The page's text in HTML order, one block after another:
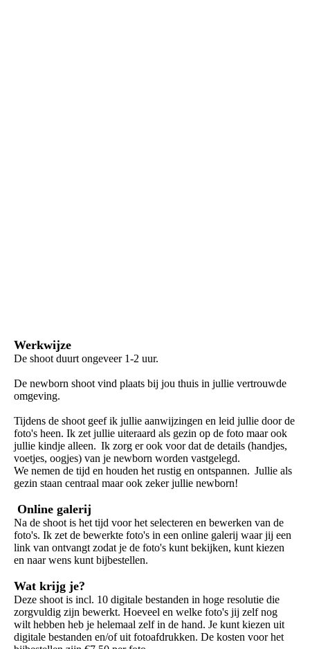
Werkwijze
De shoot duurt ongeveer 1-2 uur.
De newborn shoot vind plaats bij jou thuis in jullie vertrouwde
omgeving.
Tijdens de shoot geef ik jullie aanwijzingen en leid jullie door de
foto's heen. Ik zet jullie uiteraard als gezin op de foto maar ook
jullie kindje alleen. Ik zorg er ook voor dat de details (handjes,
voetjes, oogjes) van je newborn worden vastgelegd.
We nemen de tijd en houden het rustig en ontspannen. Jullie als
gezin staan centraal maar ook zeker jullie newborn!
Online galerij
Na de shoot is het tijd voor het selecteren en bewerken van de
foto's. Ik zet de bewerkte foto's in een online galerij waar jij een
link van ontvangt zodat je de foto's kunt bekijken, kunt kiezen
en naar wens kunt bijbestellen.
Wat krijg je?
Deze shoot is incl. 10 digitale bestanden in hoge resolutie die
zorgvuldig zijn bewerkt. Hoeveel en welke foto's jij zelf nog
wilt hebben heb je helemaal zelf in de hand. Je kunt kiezen uit
digitale bestanden en/of uit fotoafdrukken. De kosten voor het